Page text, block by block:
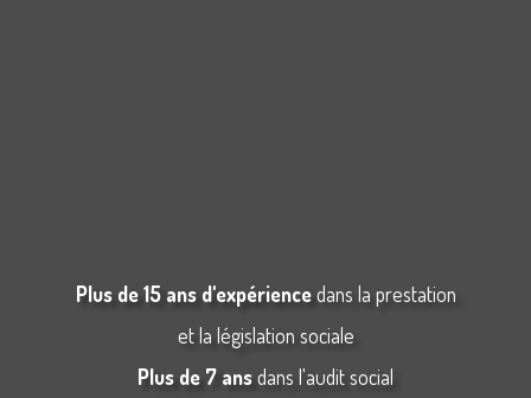
Plus de 15 ans d'expériencedans la prestation
et la législation sociale
Plus de 7 ansdans l'audit social